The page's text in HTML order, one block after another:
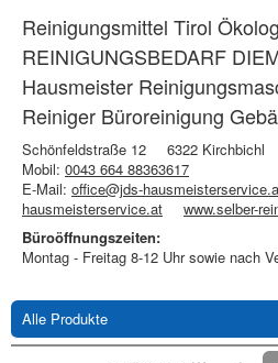
Reinigungsmittel Tirol
REINIGUNGSBEDARF
Hausmeister
Reiniger Büroreinigung
Schönfeldstraße 12
6322 Kirchbichl
Mobil: 0043 664 88363617
E-Mail: office@jds-
hausmeisterservice.at
www.selber-
Büroöffnungszeiten:
Montag - Freitag 8-12 Uhr sowie nach
Alle Produkte